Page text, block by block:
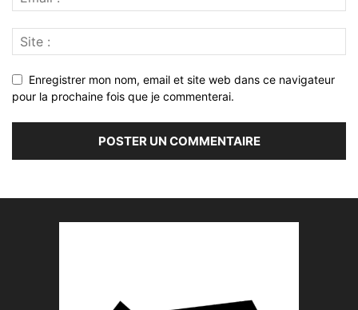
Enregistrer mon nom, email et site web dans ce navigateur
pour la prochaine fois que je commenterai.